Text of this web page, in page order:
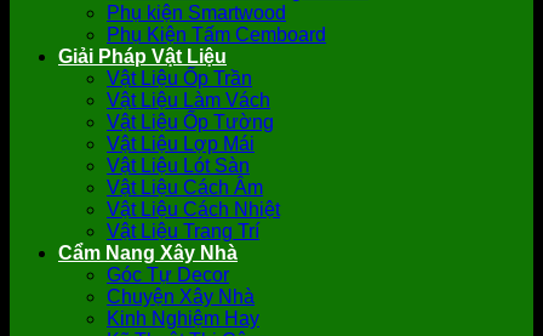
Phụ kiện Smartwood
Phụ Kiện Tấm Cemboard
Giải Pháp Vật Liệu
Vật Liệu Ốp Trần
Vật Liệu Làm Vách
Vật Liệu Ốp Tường
Vật Liệu Lợp Mái
Vật Liệu Lót Sàn
Vật Liệu Cách Âm
Vật Liệu Cách Nhiệt
Vật Liệu Trang Trí
Cẩm Nang Xây Nhà
Góc Tự Decor
Chuyện Xây Nhà
Kinh Nghiệm Hay